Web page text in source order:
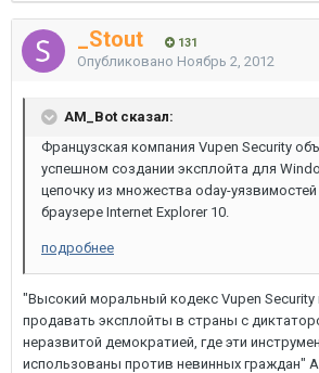
_Stout 131
Опубликовано Ноябрь 2, 2012
AM_Bot сказал:
Французская компания Vupen Security
успешном создании эксплойта для
цепочку из множества oday-
браузере Internet Explorer 10.
подробнее
"Высокий моральный кодекс Vupen Security
продавать эксплойты в страны с
неразвитой демократией, где эти
использованы против невинных граждан" А